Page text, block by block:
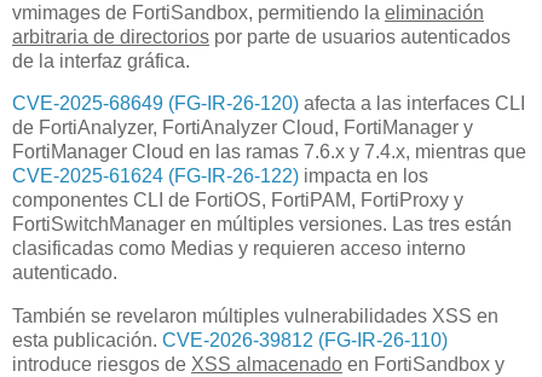
vmimages de FortiSandbox, permitiendo la eliminación
arbitraria de directorios por parte de usuarios autenticados
de la interfaz gráfica.
CVE-2025-68649 (FG-IR-26-120) afecta a las interfaces CLI
de FortiAnalyzer, FortiAnalyzer Cloud, FortiManager y
FortiManager Cloud en las ramas 7.6.x y 7.4.x, mientras que
CVE-2025-61624 (FG-IR-26-122) impacta en los
componentes CLI de FortiOS, FortiPAM, FortiProxy y
FortiSwitchManager en múltiples versiones. Las tres están
clasificadas como Medias y requieren acceso interno
autenticado.
También se revelaron múltiples vulnerabilidades XSS en
esta publicación. CVE-2026-39812 (FG-IR-26-110)
introduce riesgos de XSS almacenado en FortiSandbox y